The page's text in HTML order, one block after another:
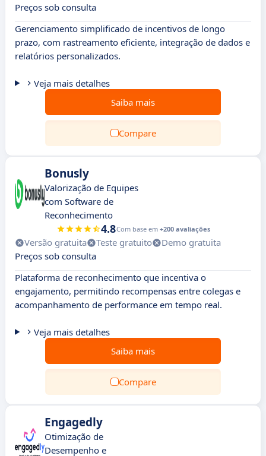
Preços sob consulta
Gerenciamento simplificado de incentivos de longo
prazo, com rastreamento eficiente, integração de dados e
relatórios personalizados.
Veja mais detalhes
Saiba mais
Compare
Bonusly
Valorização de Equipes
com Software de
Reconhecimento
4.8Com base em +200 avaliações
Versão gratuita Teste gratuito
Demo gratuita
Preços sob consulta
Plataforma de reconhecimento que incentiva o
engajamento, permitindo recompensas entre colegas e
acompanhamento de performance em tempo real.
Veja mais detalhes
Saiba mais
Compare
Engagedly
Otimização de
Desempenho e